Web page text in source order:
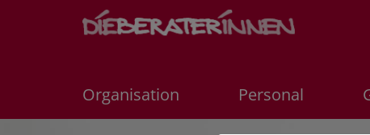
Organisation Personal